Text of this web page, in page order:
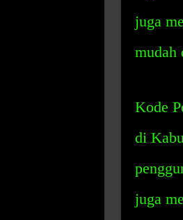
juga
mudah
Kode
di
juga